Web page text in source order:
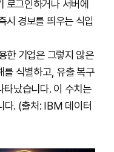
로그인하거나 서버에
시 경보를 띄우는 식입
한 기업은 그렇지 않은
를 식별하고, 유출 복구
타났습니다. 이 수치는
다. (출처: IBM 데이터